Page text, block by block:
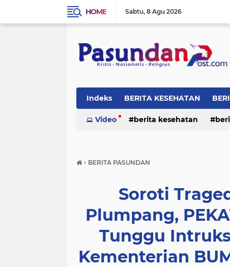
HOME Sabtu 8 Agu 2026
Indeks BERITA KESEHATAN
RELIGI
Video berita kesehatan
› BERITA PASUNDAN
Soroti
Plumpang,
Tunggu
Kementerian